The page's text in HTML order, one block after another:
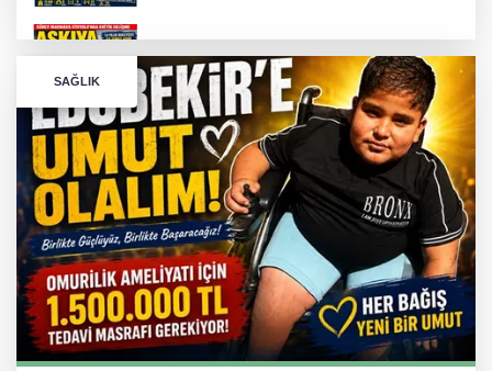
PLANLARI ASKIDA!
256 PARÇA ESER ELE GEÇİRİLDİ
Görüntüler yapay zekamı ?
Otomobil Hurdaya Döndü
SAĞLIK